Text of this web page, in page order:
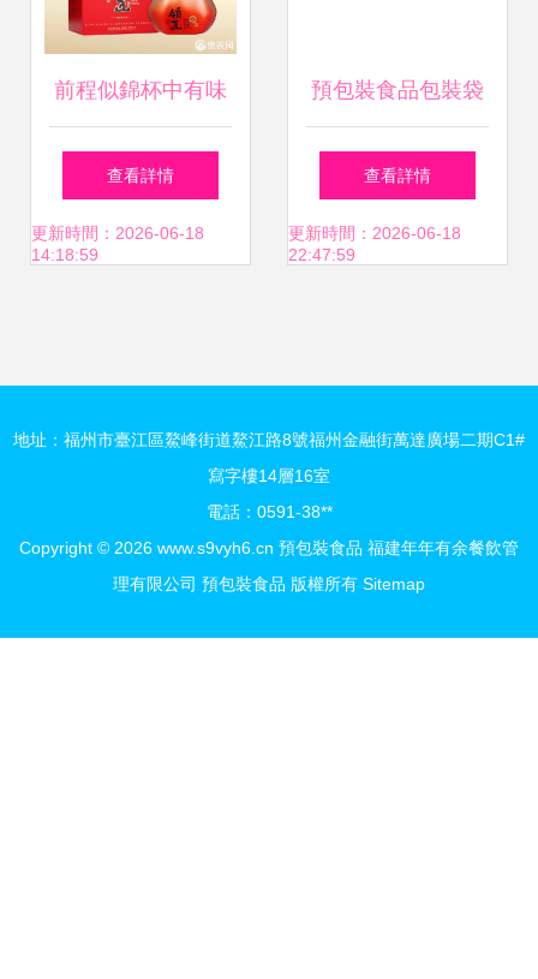
——那些隱藏在
《預包裝食品規定
食品標簽通則》
（GB 7718系
定》(以及某些國際
上才有的參考，各
國各版本的注釋要
前程似錦杯中有味
——領匠酒（前途
無量）品鑒札記
查看詳情
更新時間：2026-06-18
14:18:59
預包裝食品包裝袋
上的產品類型 類別
名稱的內涵解析
查看詳情
更新時間：2026-06-18
22:47:59
地址：福州市臺江區鰲峰街道鰲江路8號福州金融街萬達廣場二期C1#
寫字樓14層16室
電話：0591-38**
Copyright © 2026 www.s9vyh6.cn 預包裝食品 福建年年有余餐飲管
理有限公司 預包裝食品 版權所有 Sitemap